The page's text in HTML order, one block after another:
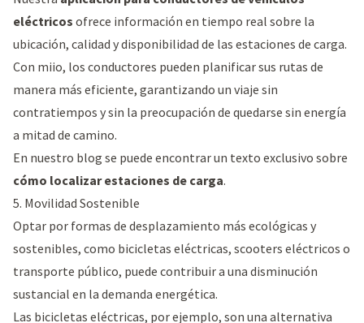
eléctricos ofrece información en tiempo real sobre la
ubicación, calidad y disponibilidad de las estaciones de carga.
Con miio, los conductores pueden planificar sus rutas de
manera más eficiente, garantizando un viaje sin
contratiempos y sin la preocupación de quedarse sin energía
a mitad de camino.
En nuestro blog se puede encontrar un texto exclusivo sobre
cómo localizar estaciones de carga.
5. Movilidad Sostenible
Optar por formas de desplazamiento más ecológicas y
sostenibles, como bicicletas eléctricas, scooters eléctricos o
transporte público, puede contribuir a una disminución
sustancial en la demanda energética.
Las bicicletas eléctricas, por ejemplo, son una alternativa